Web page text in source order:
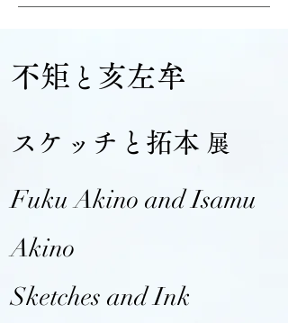
不矩 と 亥左牟
スケッチと拓本 展
Fuku Akino and Isamu
Akino
Sketches and Ink